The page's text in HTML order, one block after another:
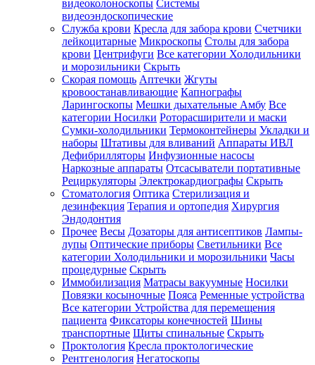
видеоколоноскопы Системы
видеоэндоскопические
Служба крови Кресла для забора крови Счетчики
лейкоцитарные Микроскопы Столы для забора
крови Центрифуги Все категории Холодильники
и морозильники Скрыть
Скорая помощь Аптечки Жгуты
кровоостанавливающие Капнографы
Ларингоскопы Мешки дыхательные Амбу Все
категории Носилки Роторасширители и маски
Сумки-холодильники Термоконтейнеры Укладки и
наборы Штативы для вливаний Аппараты ИВЛ
Дефибрилляторы Инфузионные насосы
Наркозные аппараты Отсасыватели портативные
Рециркуляторы Электрокардиографы Скрыть
Стоматология Оптика Стерилизация и
дезинфекция Терапия и ортопедия Хирургия
Эндодонтия
Прочее Весы Дозаторы для антисептиков Лампы-
лупы Оптические приборы Светильники Все
категории Холодильники и морозильники Часы
процедурные Скрыть
Иммобилизация Матрасы вакуумные Носилки
Повязки косыночные Пояса Ременные устройства
Все категории Устройства для перемещения
пациента Фиксаторы конечностей Шины
транспортные Щиты спинальные Скрыть
Проктология Кресла проктологические
Рентгенология Негатоскопы